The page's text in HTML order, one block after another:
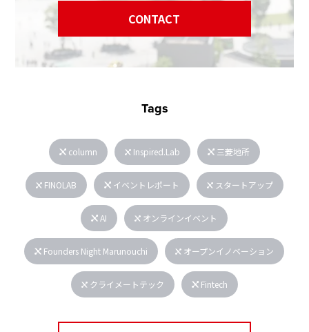
CONTACT
Tags
column Inspired.Lab 三菱地所
FINOLAB イベントレポート スタートアップ
AI オンラインイベント
Founders Night Marunouchi オープンイノベーション
クライメートテック Fintech